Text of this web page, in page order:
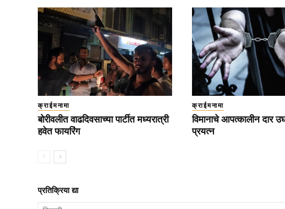
क्राईमनामा
बोरीवलीत वाढदिवसाच्या पार्टीत मध्यरात्री
हवेत फायरिंग
क्राईमनामा
विमानाचे आपत्कालीन दार
प्रयत्न
प्रतिक्रिया द्या